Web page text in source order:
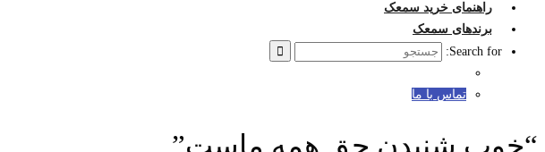
راهنمای خرید سمعک
برندهای سمعک
Search for:
تماس با ما